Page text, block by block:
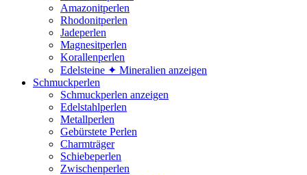
Amazonitperlen
Rhodonitperlen
Jadeperlen
Magnesitperlen
Korallenperlen
Edelsteine ✦ Mineralien anzeigen
Schmuckperlen
Schmuckperlen anzeigen
Edelstahlperlen
Metallperlen
Gebürstete Perlen
Charmträger
Schiebeperlen
Zwischenperlen